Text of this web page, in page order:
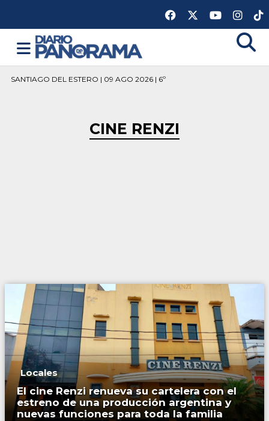
SANTIAGO DEL ESTERO | 09 AGO 2026 | 6º
CINE RENZI
Locales
El cine Renzi renueva su cartelera con el
estreno de una producción argentina y
nuevas funciones para toda la familia